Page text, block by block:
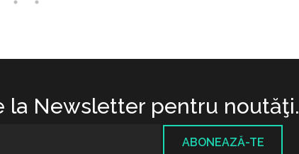
la Newsletter pentru noutăţi.
ABONEAZĂ-TE